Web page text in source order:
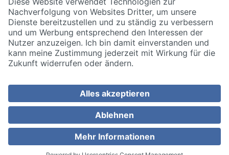
Disclaimer/Datenschutz
Allgemeine Geschäftsbedingungen
Cookie Einstellungen
MEDIZINISCH TOP. MENSCHLICH NAH.